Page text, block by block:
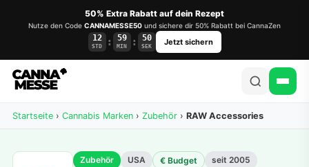
50% Extra Rabatt auf dein Rezept
Nutze den Code CANNAMESSE50 und sichere dir 50% Rabatt bei CannaZen
12
STD : 59
MIN : 50
SEK Jetzt sichern
Startseite › Cannabis Marken › Zubehör › RAW Accessories
Zubehör USA € Budget seit 2005